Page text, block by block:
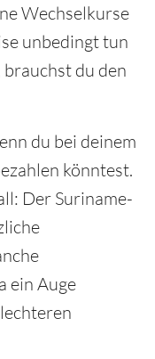
Wechselkurse
unbedingt tun
du den
du bei deinem
könntest.
Der Suriname-
ein Auge